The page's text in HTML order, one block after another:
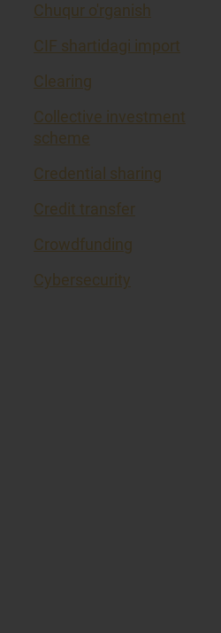
Chuqur o'rganish
CIF shartidagi import
Clearing
Collective investment
scheme
Credential sharing
Credit transfer
Crowdfunding
Cybersecurity